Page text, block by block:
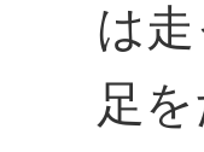
は
足